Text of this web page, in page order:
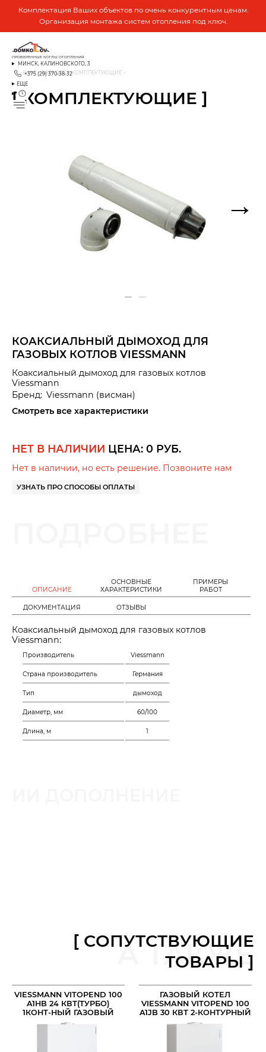
Комплектация Ваших объектов по очень конкурентным ценам.
Организация монтажа систем отопления под ключ.
ПРОВЕРЕННЫЕ КОТЛЫ ОТОПЛЕНИЯ
МИНСК, КАЛИНОВСКОГО, 3
+375 (29) 370-38-32
ЕЩЕ
ГЛАВНАЯ >КАТАЛОГ >КОМПЛЕКТУЮЩИЕ >
[ КОМПЛЕКТУЮЩИЕ ]
→
КОАКСИАЛЬНЫЙ ДЫМОХОД ДЛЯ
ГАЗОВЫХ КОТЛОВ VIESSMANN
Коаксиальный дымоход для газовых котлов
Viessmann
Бренд: Viessmann (висман)
Смотреть все характеристики
НЕТ В НАЛИЧИИ ЦЕНА: 0 РУБ.
Нет в наличии, но есть решение. Позвоните нам
УЗНАТЬ ПРО СПОСОБЫ ОПЛАТЫ
ОПИСАНИЕ
ОСНОВНЫЕ
ХАРАКТЕРИСТИКИ
ПРИМЕРЫ
РАБОТ
ДОКУМЕНТАЦИЯ ОТЗЫВЫ
Коаксиальный дымоход для газовых котлов
Viessmann:
Производитель Viessmann
Страна производитель Германия
Тип дымоход
Диаметр, мм 60/100
Длина, м 1
А ТАКЖЕ
[ СОПУТСТВУЮЩИЕ
ТОВАРЫ ]
VIESSMANN VITOPEND 100
A1HB 24 КВТ(ТУРБО)
1КОНТ-НЫЙ ГАЗОВЫЙ
КОТЕЛ
ГАЗОВЫЙ КОТЕЛ
VIESSMANN VITOPEND 100
A1JB 30 КВТ 2-КОНТУРНЫЙ